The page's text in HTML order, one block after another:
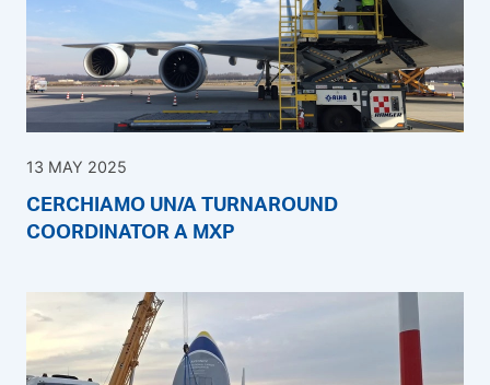
13 MAY 2025
CERCHIAMO UN/A TURNAROUND
COORDINATOR A MXP